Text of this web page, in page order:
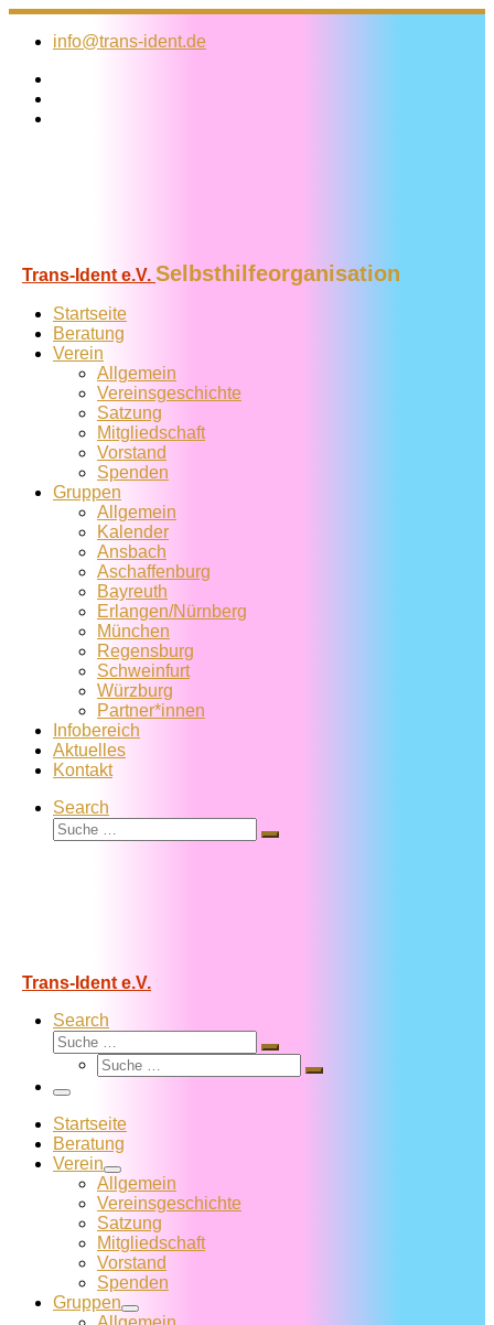
Zum
Inhalt
info@trans-ident.de
Trans-Ident e.V. Selbsthilfeorganisation
Startseite
Beratung
Verein
Allgemein
Vereins­geschichte
Satzung
Mitglied­schaft
Vorstand
Spenden
Gruppen
Allgemein
Kalender
Ansbach
Aschaffenburg
Bayreuth
Erlangen/Nürnberg
München
Regensburg
Schweinfurt
Würzburg
Partner*innen
Infobereich
Aktuelles
Kontakt
Search
Suche
Suche
Trans-Ident e.V.
Search
Suche
Suche
Suche
Suche
Menü
Startseite
Beratung
Verein
Allgemein
Vereins­geschichte
Satzung
Mitglied­schaft
Vorstand
Spenden
Gruppen